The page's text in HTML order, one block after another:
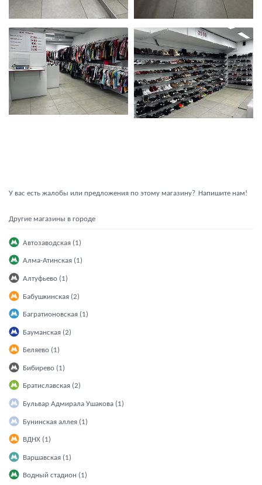
У вас есть жалобы или предложения по этому магазину? Напишите нам!
Другие магазины в городе
Автозаводская (1)
Алма-Атинская (1)
Алтуфьево (1)
Бабушкинская (2)
Багратионовская (1)
Бауманская (2)
Беляево (1)
Бибирево (1)
Братиславская (2)
Бульвар Адмирала Ушакова (1)
Бунинская аллея (1)
ВДНХ (1)
Варшавская (1)
Водный стадион (1)